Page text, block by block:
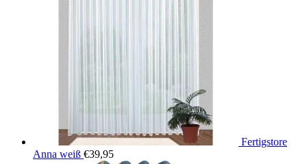
Fertigstore
Anna weiß €39,95